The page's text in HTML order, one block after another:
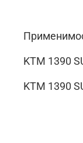
KTM 1390
KTM 1390